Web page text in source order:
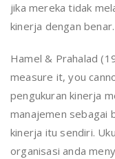
jika mereka tidak
kinerja dengan benar.
Hamel & Prahalad
measure it, you
pengukuran kinerja
manajemen sebagai
kinerja itu sendiri.
organisasi anda